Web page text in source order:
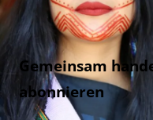
Gemeinsam
abonnieren